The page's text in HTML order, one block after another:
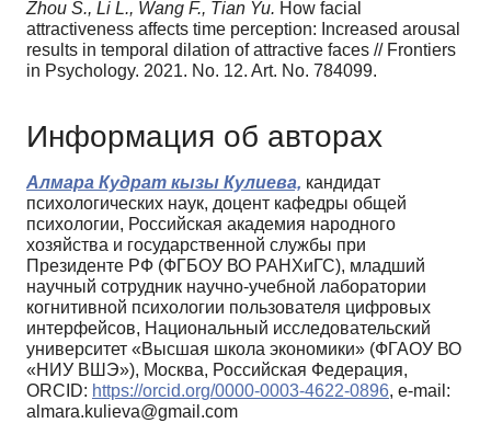
Zhou S., Li L., Wang F., Tian Yu. How facial
attractiveness affects time perception: Increased arousal
results in temporal dilation of attractive faces // Frontiers
in Psychology. 2021. No. 12. Art. No. 784099.
Информация об авторах
Алмара Кудрат кызы Кулиева, кандидат
психологических наук, доцент кафедры общей
психологии, Российская академия народного
хозяйства и государственной службы при
Президенте РФ (ФГБОУ ВО РАНХиГС), младший
научный сотрудник научно-учебной лаборатории
когнитивной психологии пользователя цифровых
интерфейсов, Национальный исследовательский
университет «Высшая школа экономики» (ФГАОУ ВО
«НИУ ВШЭ»), Москва, Российская Федерация,
ORCID: https://orcid.org/0000-0003-4622-0896, e-mail:
almara.kulieva@gmail.com